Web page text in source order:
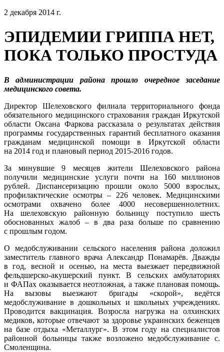
2 декабря 2014 г.
ЭПИДЕМИИ ГРИППА НЕТ,
ПОКА ТОЛЬКО ПРОСТУДА
В администрации района прошло очередное заседание
медицинского совета.
Директор Шелеховского филиала территориального фонда
обязательного медицинского страхования граждан Иркутской
области Оксана Фаркова рассказала о результатах действия
программы государственных гарантий бесплатного оказания
гражданам медицинской помощи в Иркутской области
на 2014 год и плановый период 2015-2016 годов.
За минувшие 9 месяцев жители Шелеховского района
получили медицинские услуги почти на 160 миллионов
рублей. Диспансеризацию прошли около 5000 взрослых,
профилактические осмотры – 226 человек. Медицинскими
осмотрами охвачено более 4000 несовершеннолетних.
На шелеховскую районную больницу поступило шесть
обоснованных жалоб – в два раза больше по сравнению
с прошлым годом.
О медобслуживании сельского населения района доложил
заместитель главного врача Александр Понамарёв. Дважды
в год, весной и осенью, на места выезжает передвижной
фельдшерско-акушерский пункт. В сельских амбулаториях
и ФАПах оказывается неотложная, а также плановая помощь.
На вызовы выезжают бригады «скорой», ведётся
медобслуживание в дошкольных и школьных учреждениях.
Проводится вакцинация. Возросла нагрузка на олхинских
медиков, которые отвечают за здоровье украинских беженцев
на базе отдыха «Металлург». В этом году на специалистов
районной больницы также возложено медобслуживание с.
Смоленщина.